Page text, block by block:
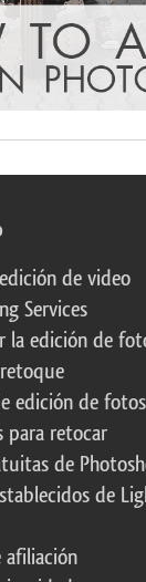
de video
Services
la edición de
edición de fotos
para retocar
de
de
afiliación